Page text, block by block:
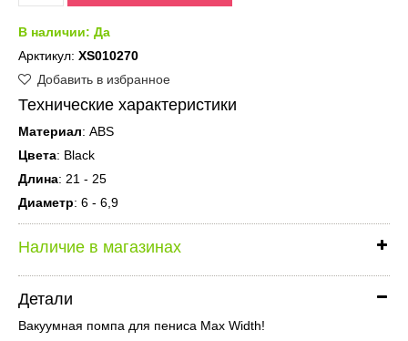
В наличии: Да
Арктикул: XS010270
Добавить в избранное
Технические характеристики
Материал: ABS
Цвета: Black
Длина: 21 - 25
Диаметр: 6 - 6,9
Наличие в магазинах
Детали
Вакуумная помпа для пениса Max Width!